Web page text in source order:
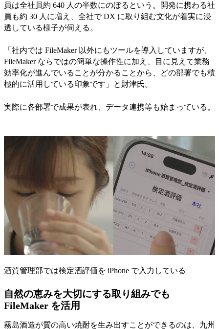
員は全社員約 640 人の半数にのぼるという。開発に携わる社
員も約 30 人に増え、全社で DX に取り組む文化が着実に浸
透している様子が伺える。
「社内では FileMaker 以外にもツールを導入していますが、
FileMaker ならではの簡単な操作性に加え、目に見えて業務
効率化が進んでいることが分かることから、どの部署でも積
極的に活用している印象です」と財津氏。
実際に各部署で成果が表れ、データ連携等も始まっている。
酒質管理部では検定酒評価を iPhone で入力している
自然の恵みを大切にする取り組みでも
FileMaker を活用
霧島酒造が質の高い焼酎を生み出すことができるのは、九州